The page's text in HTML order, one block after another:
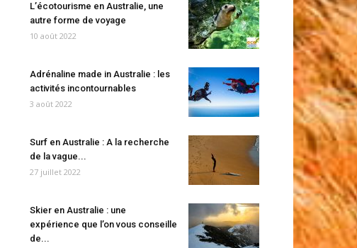
L’écotourisme en Australie, une
autre forme de voyage
10 août 2022
Adrénaline made in Australie : les
activités incontournables
3 août 2022
Surf en Australie : A la recherche
de la vague...
27 juillet 2022
Skier en Australie : une
expérience que l’on vous conseille
de...